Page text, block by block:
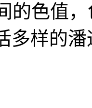
的色值
多样的